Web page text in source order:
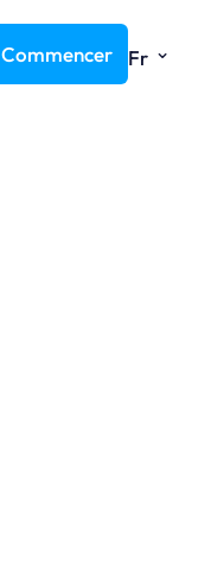
Commencer Fr ⌄